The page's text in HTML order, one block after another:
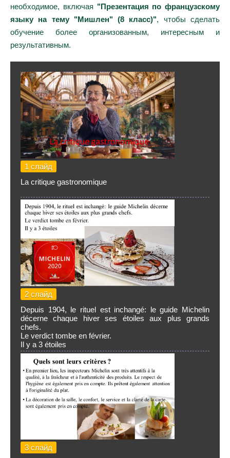
необходимое, включая "Презентация по французскому
языку на тему "Мишлен" (8 класс)", чтобы сделать
обучение более организованным, интересным и
результативным.
1 слайд
La critique gastronomique
2 слайд
Depuis 1904, le rituel est inchangé: le guide Michelin
décerne chaque hiver ses étoiles aux plus grands
chefs.
Le verdict tombe en février.
Il y a 3 étoiles
3 слайд